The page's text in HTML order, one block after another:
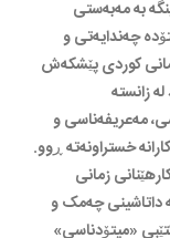
بە مەبەستی
چەندایەتی و
زمانی کوردی پێشکەش
زانستە
مەعریفەناسی و
خستراونەتە ڕوو.
زمانی
داتاشینی چەمک و
«میتۆدناسی»